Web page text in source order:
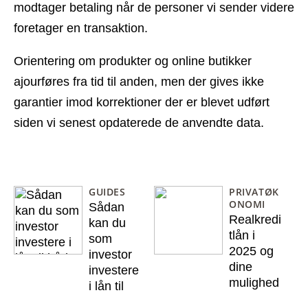
modtager betaling når de personer vi sender videre
foretager en transaktion.
Orientering om produkter og online butikker
ajourføres fra tid til anden, men der gives ikke
garantier imod korrektioner der er blevet udført
siden vi senest opdaterede de anvendte data.
GUIDES
Sådan
kan du
som
investor
investere
i lån til
PRIVATØK
ONOMI
Realkredi
tlån i
2025 og
dine
mulighed